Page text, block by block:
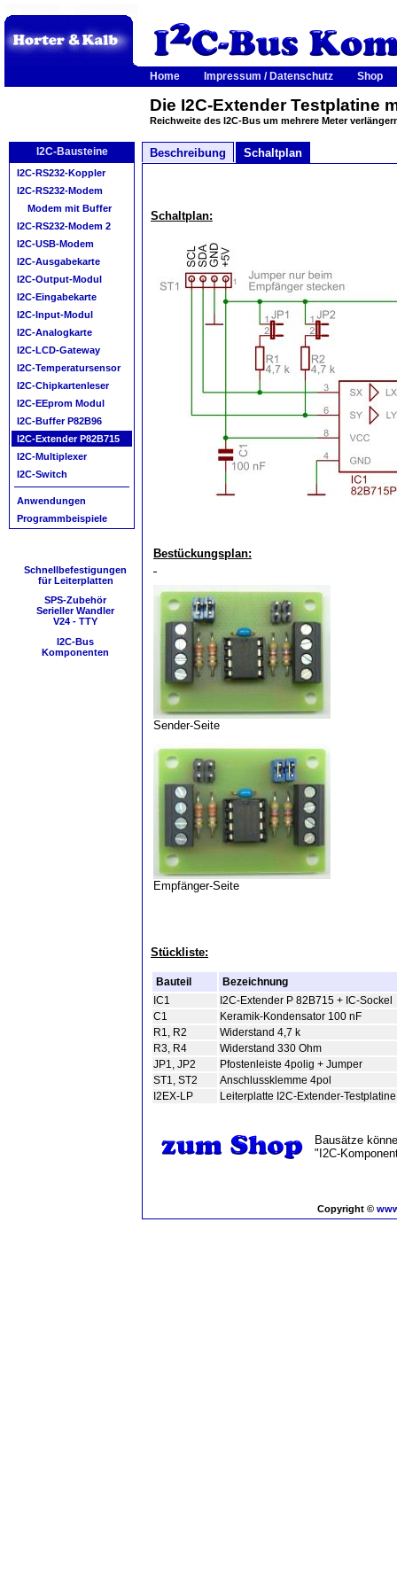
Home Impressum / Datenschutz Shop
Die I2C-Extender Testplatine
Reichweite des I2C-Bus um mehrere Meter
Beschreibung Schaltplan
I2C-Bausteine
I2C-RS232-Koppler
I2C-RS232-Modem
Modem mit Buffer
I2C-RS232-Modem 2
I2C-USB-Modem
I2C-Ausgabekarte
I2C-Output-Modul
I2C-Eingabekarte
I2C-Input-Modul
I2C-Analogkarte
I2C-LCD-Gateway
I2C-Temperatursensor
I2C-Chipkartenleser
I2C-EEprom Modul
I2C-Buffer P82B96
I2C-Extender P82B715
I2C-Multiplexer
I2C-Switch
Anwendungen
Programmbeispiele
Schnellbefestigungen
für Leiterplatten
SPS-Zubehör
Serieller Wandler
V24 - TTY
I2C-Bus
Komponenten
Schaltplan:
Bestückungsplan:
Sender-Seite
Empfänger-Seite
Stückliste:
Bauteil
Bezeichnung
IC1
I2C-Extender P 82B715 + IC-Sockel
C1
Keramik-Kondensator 100 nF
R1, R2
Widerstand 4,7 k
R3, R4
Widerstand 330 Ohm
JP1, JP2
Pfostenleiste 4polig + Jumper
ST1, ST2
Anschlussklemme 4pol
I2EX-LP
Leiterplatte I2C-Extender-Testplatine
Bausätze
"I2C-
Copyright ©